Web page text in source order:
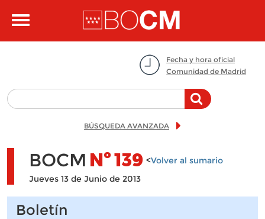
Toggle
Fecha y hora oficial
Comunidad de Madrid
BÚSQUEDA AVANZADA
BOCM Nº139 <Volver al sumario
Jueves 13 de Junio de 2013
Boletín